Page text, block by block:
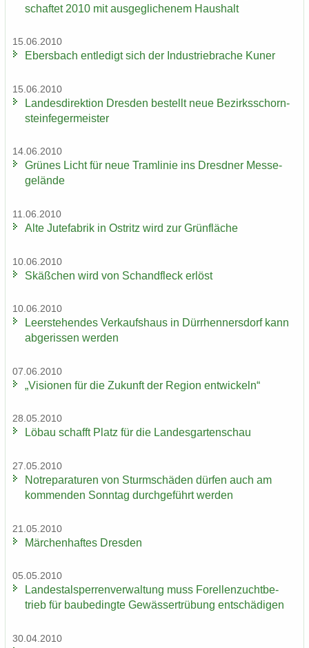
schaf­tet 2010 mit aus­ge­gli­che­nem Haus­halt
15.06.2010
Ebers­bach ent­le­digt sich der In­dus­trie­bra­che Kuner
15.06.2010
Lan­des­di­rek­ti­on Dres­den be­stellt neue Be­zirks­schorn­
stein­fe­ger­meis­ter
14.06.2010
Grü­nes Licht für neue Tram­li­nie ins Dresd­ner Mes­se­
ge­län­de
11.06.2010
Alte Ju­te­fa­brik in Ost­ritz wird zur Grün­flä­che
10.06.2010
Skäß­chen wird von Schand­fleck er­löst
10.06.2010
Leer­ste­hen­des Ver­kaufs­haus in Dürr­hen­ners­dorf kann
ab­ge­ris­sen wer­den
07.06.2010
„Vi­sio­nen für die Zu­kunft der Re­gi­on ent­wi­ckeln“
28.05.2010
Löbau schafft Platz für die Lan­des­gar­ten­schau
27.05.2010
Not­re­pa­ra­tu­ren von Sturm­schä­den dür­fen auch am
kom­men­den Sonn­tag durch­ge­führt wer­den
21.05.2010
Mär­chen­haf­tes Dres­den
05.05.2010
Lan­des­tal­sper­ren­ver­wal­tung muss Fo­rel­len­zucht­be­
trieb für bau­be­ding­te Ge­wäs­ser­trü­bung ent­schä­di­gen
30.04.2010